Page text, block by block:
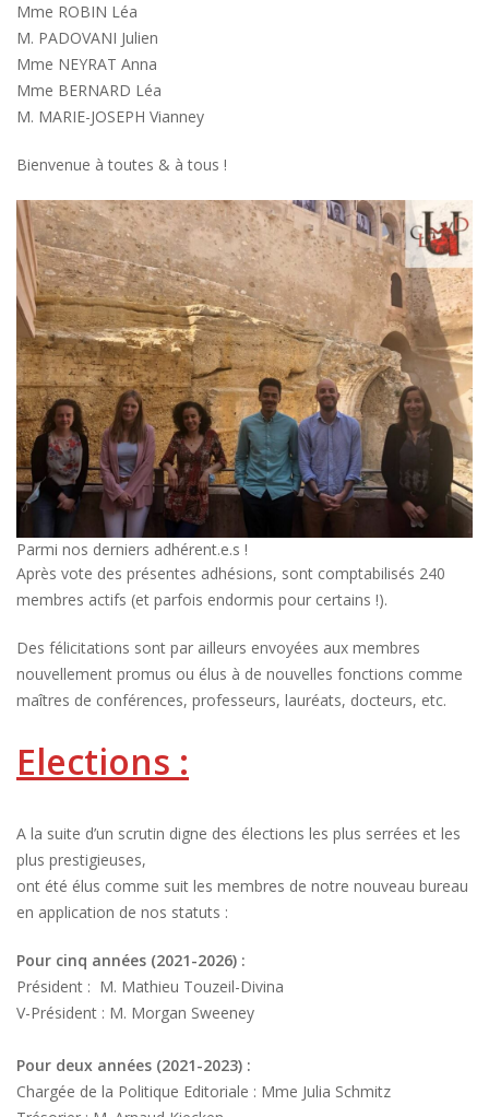
Mme ROBIN Léa
M. PADOVANI Julien
Mme NEYRAT Anna
Mme BERNARD Léa
M. MARIE-JOSEPH Vianney
Bienvenue à toutes & à tous !
Parmi nos derniers adhérent.e.s !
Après vote des présentes adhésions, sont comptabilisés 240
membres actifs (et parfois endormis pour certains !).
Des félicitations sont par ailleurs envoyées aux membres
nouvellement promus ou élus à de nouvelles fonctions comme
maîtres de conférences, professeurs, lauréats, docteurs, etc.
Elections :
A la suite d’un scrutin digne des élections les plus serrées et les
plus prestigieuses,
ont été élus comme suit les membres de notre nouveau bureau
en application de nos statuts :
Pour cinq années (2021-2026) :
Président : M. Mathieu Touzeil-Divina
V-Président : M. Morgan Sweeney
Pour deux années (2021-2023) :
Chargée de la Politique Editoriale : Mme Julia Schmitz